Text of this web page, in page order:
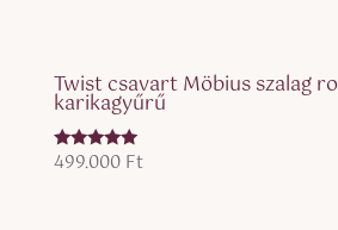
Twist csavart Möbius szalag
karikagyűrű
Értékelés:
499.000 Ft